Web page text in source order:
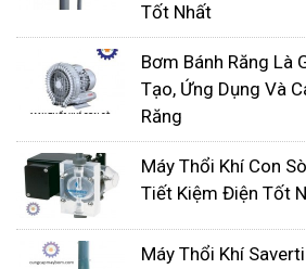
Máy thổi khí chìm được thiết kế
các bể nhỏ và vừa. Nhìn chung
Tốt Nhất
Bơm Bánh Răng Là
Tạo, Ứng Dụng Và
Răng
Máy Thổi Khí Con
Tiết Kiệm Điện Tốt
Máy Thổi Khí